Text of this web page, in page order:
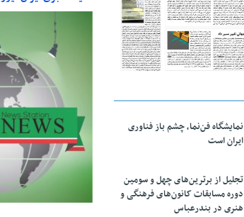
نمایشگاه فن‌نما، چشم باز فناوری
ایران است
تجلیل از بر‌ترین‌های چهل و سومین
دوره مسابقات کانون‌های فرهنگی و
هنری در بندرعباس